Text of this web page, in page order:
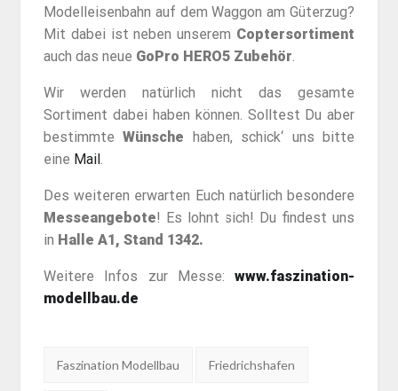
Modelleisenbahn auf dem Waggon am Güterzug?
Mit dabei ist neben unserem Coptersortiment
auch das neue GoPro HERO5 Zubehör.
Wir werden natürlich nicht das gesamte
Sortiment dabei haben können. Solltest Du aber
bestimmteWünsche haben, schick‘ uns bitte
eine Mail.
Des weiteren erwarten Euch natürlich besondere
Messeangebote! Es lohnt sich! Du findest uns
in Halle A1, Stand 1342.
Weitere Infos zur Messe:www.faszination-
modellbau.de
Tags:
Faszination Modellbau Friedrichshafen